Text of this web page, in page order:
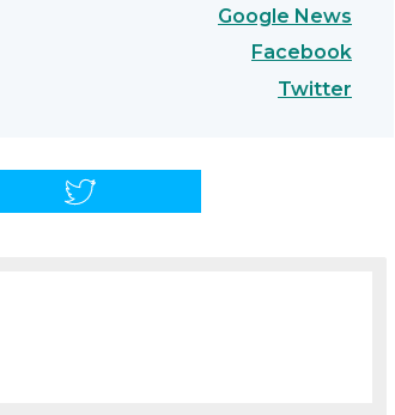
Google News
Facebook
Twitter